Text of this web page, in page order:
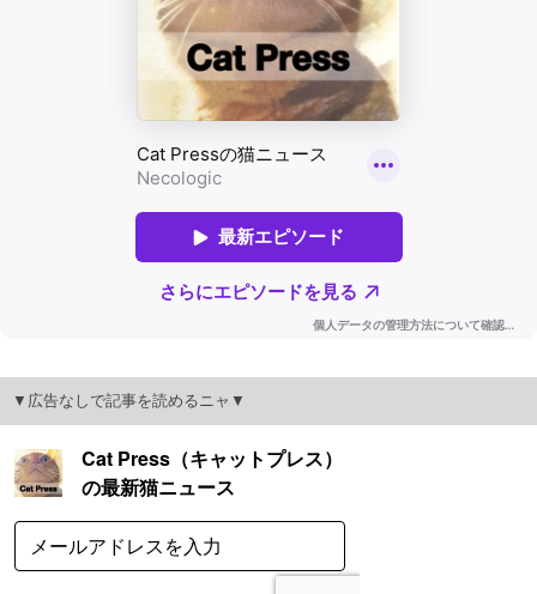
▼広告なしで記事を読めるニャ▼